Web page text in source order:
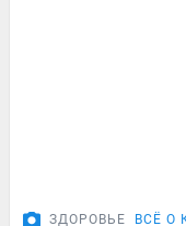
ЗДОРОВЬЕ ВСЁ О